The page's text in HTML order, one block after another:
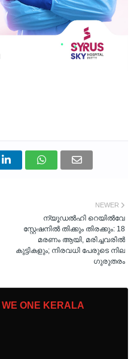
NEWER
ന്യൂഡല്‍ഹി റെയില്‍വേ
സ്റ്റേഷനില്‍ തിക്കും തിരക്കും: 18
മരണം ആയി, മരിച്ചവരില്‍
കുട്ടികളും; നിരവധി പേരുടെ നില
ഗുരുതരം
WE ONE KERALA